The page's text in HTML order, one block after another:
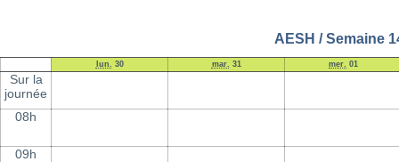
AESH / Semaine
lun. 30 mar. 31 mer. 01
Sur la
journée
08h
09h